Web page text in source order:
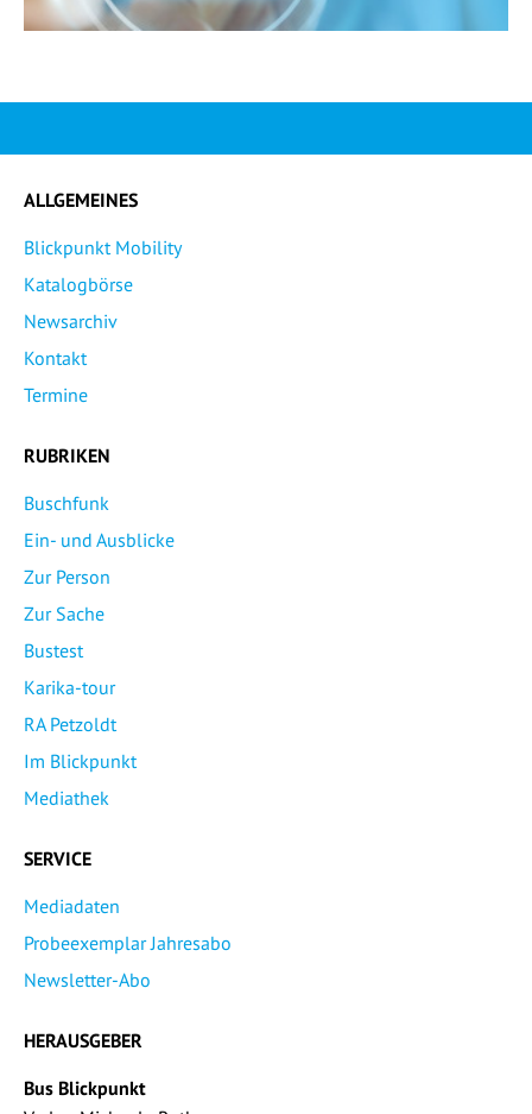
ALLGEMEINES
Blickpunkt Mobility
Katalogbörse
Newsarchiv
Kontakt
Termine
RUBRIKEN
Buschfunk
Ein- und Ausblicke
Zur Person
Zur Sache
Bustest
Karika-tour
RA Petzoldt
Im Blickpunkt
Mediathek
SERVICE
Mediadaten
Probeexemplar Jahresabo
Newsletter-Abo
HERAUSGEBER
Bus Blickpunkt